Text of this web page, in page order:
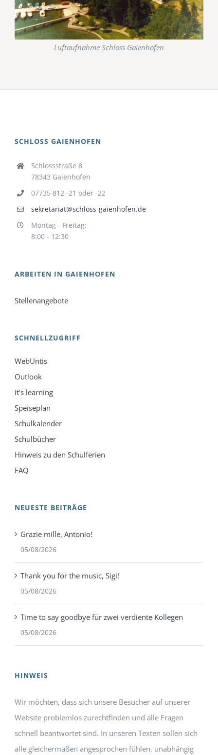
Luftaufnahme Schloss Gaienhofen
SCHLOSS GAIENHOFEN
Schlossstraße 8
78343 Gaienhofen
07735 812 -21 oder -22
sekretariat@schloss-gaienhofen.de
Montag - Freitag:
8:00 - 12:30
ARBEITEN IN GAIENHOFEN
Stellenangebote
SCHNELLZUGRIFF
WebUntis
Outlook
it’s learning
Speiseplan
Schulkalender
Schulbücher
Hinweis zu den Schulferien
FAQ
NEUESTE BEITRÄGE
Grazie mille, Antonio!
05/08/2026
Thank you for the music, Sigi!
05/08/2026
Time to say goodbye für zwei verdiente Kollegen
05/08/2026
HINWEIS
Wir möchten, dass sich unsere Besucher auf unserer
Website problemlos zurechtfinden und alle Fragen
schnell beantwortet sind. In unseren Texten sollen sich
alle gleichermaßen angesprochen fühlen, unabhängig